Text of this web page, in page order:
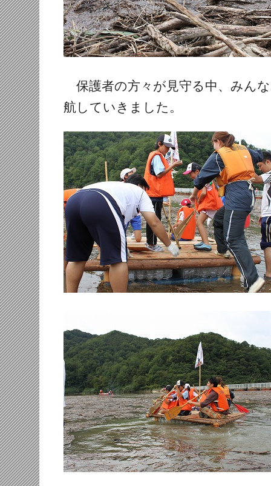
保護者の方々が見守る中、みん
航していきました。